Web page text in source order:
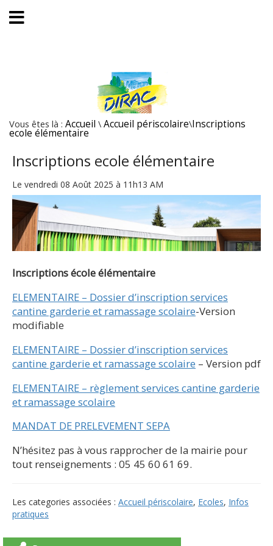
Vous êtes là : Accueil \ Accueil périscolaire\Inscriptions
ecole élémentaire
Inscriptions ecole élémentaire
Le vendredi 08 Août 2025 à 11h13 AM
Inscriptions école élémentaire
ELEMENTAIRE – Dossier d’inscription services
cantine garderie et ramassage scolaire-Version
modifiable
ELEMENTAIRE – Dossier d’inscription services
cantine garderie et ramassage scolaire – Version pdf
ELEMENTAIRE – règlement services cantine garderie
et ramassage scolaire
MANDAT DE PRELEVEMENT SEPA
N’hésitez pas à vous rapprocher de la mairie pour
tout renseignements : 05 45 60 61 69.
Les categories associées : Accueil périscolaire, Ecoles, Infos
pratiques